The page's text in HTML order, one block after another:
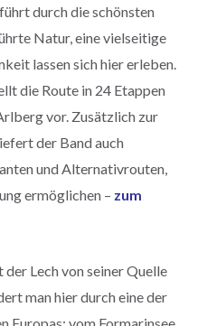
durch die schönsten
Natur, eine vielseitige
lassen sich hier erleben.
die Route in 24 Etappen
vor. Zusätzlich zur
der Band auch
und Alternativrouten,
ermöglichen – zum
Lech von seiner Quelle
man hier durch eine der